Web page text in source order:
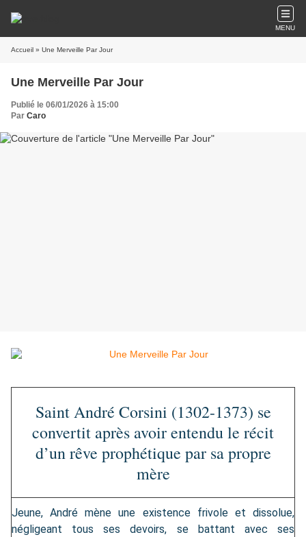
MENU
Accueil » Une Merveille Par Jour
Une Merveille Par Jour
Publié le 06/01/2026 à 15:00
Par Caro
Saint André Corsini (1302-1373) se
convertit après avoir entendu le récit
d’un rêve prophétique par sa propre
mère
Jeune, André mène une existence frivole et dissolue,
négligeant tous ses devoirs, se battant avec ses